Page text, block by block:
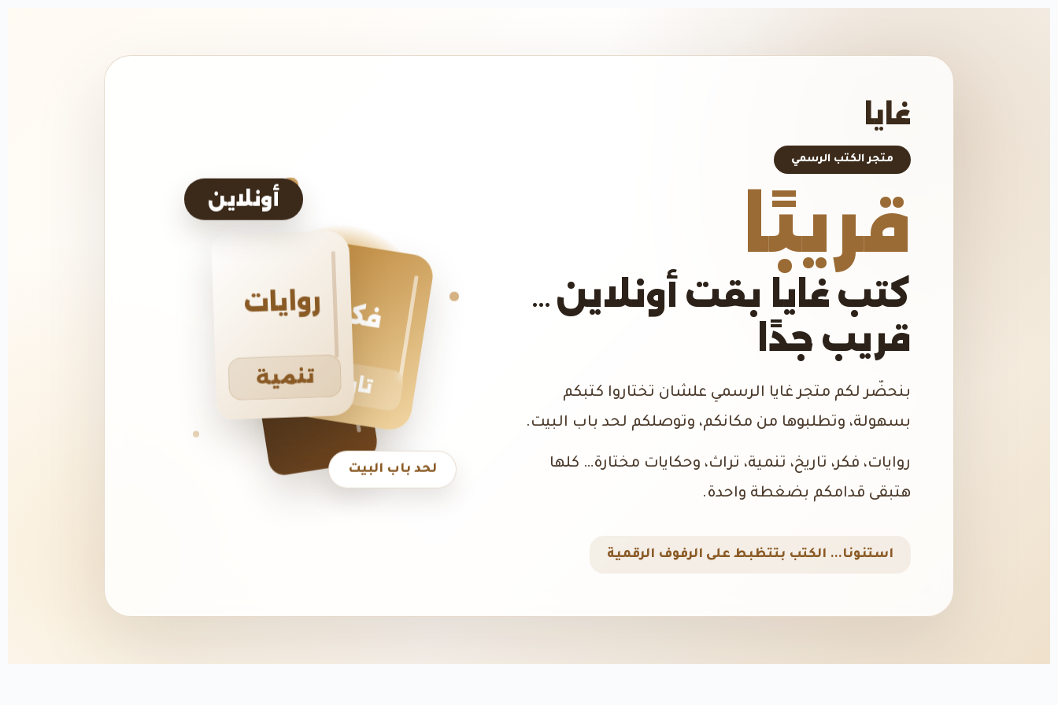
غايا
متجر الكتب الرسمي
قريبًا
كتب غايا بقت أونلاين…
قريب جدًا
بنحضّر لكم متجر غايا الرسمي علشان تختاروا كتبكم
بسهولة، وتطلبوها من مكانكم، وتوصلكم لحد باب البيت.
روايات، فكر، تاريخ، تنمية، تراث، وحكايات مختارة… كلها
هتبقى قدامكم بضغطة واحدة.
استنونا… الكتب بتتظبط على الرفوف الرقمية
أونلاين
لحد باب البيت
فكر
تاريخ
روايات
تنمية